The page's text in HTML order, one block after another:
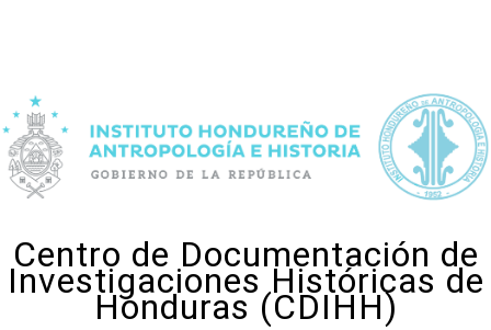
Centro de Documentación de
Investigaciones Históricas de
Honduras (CDIHH)